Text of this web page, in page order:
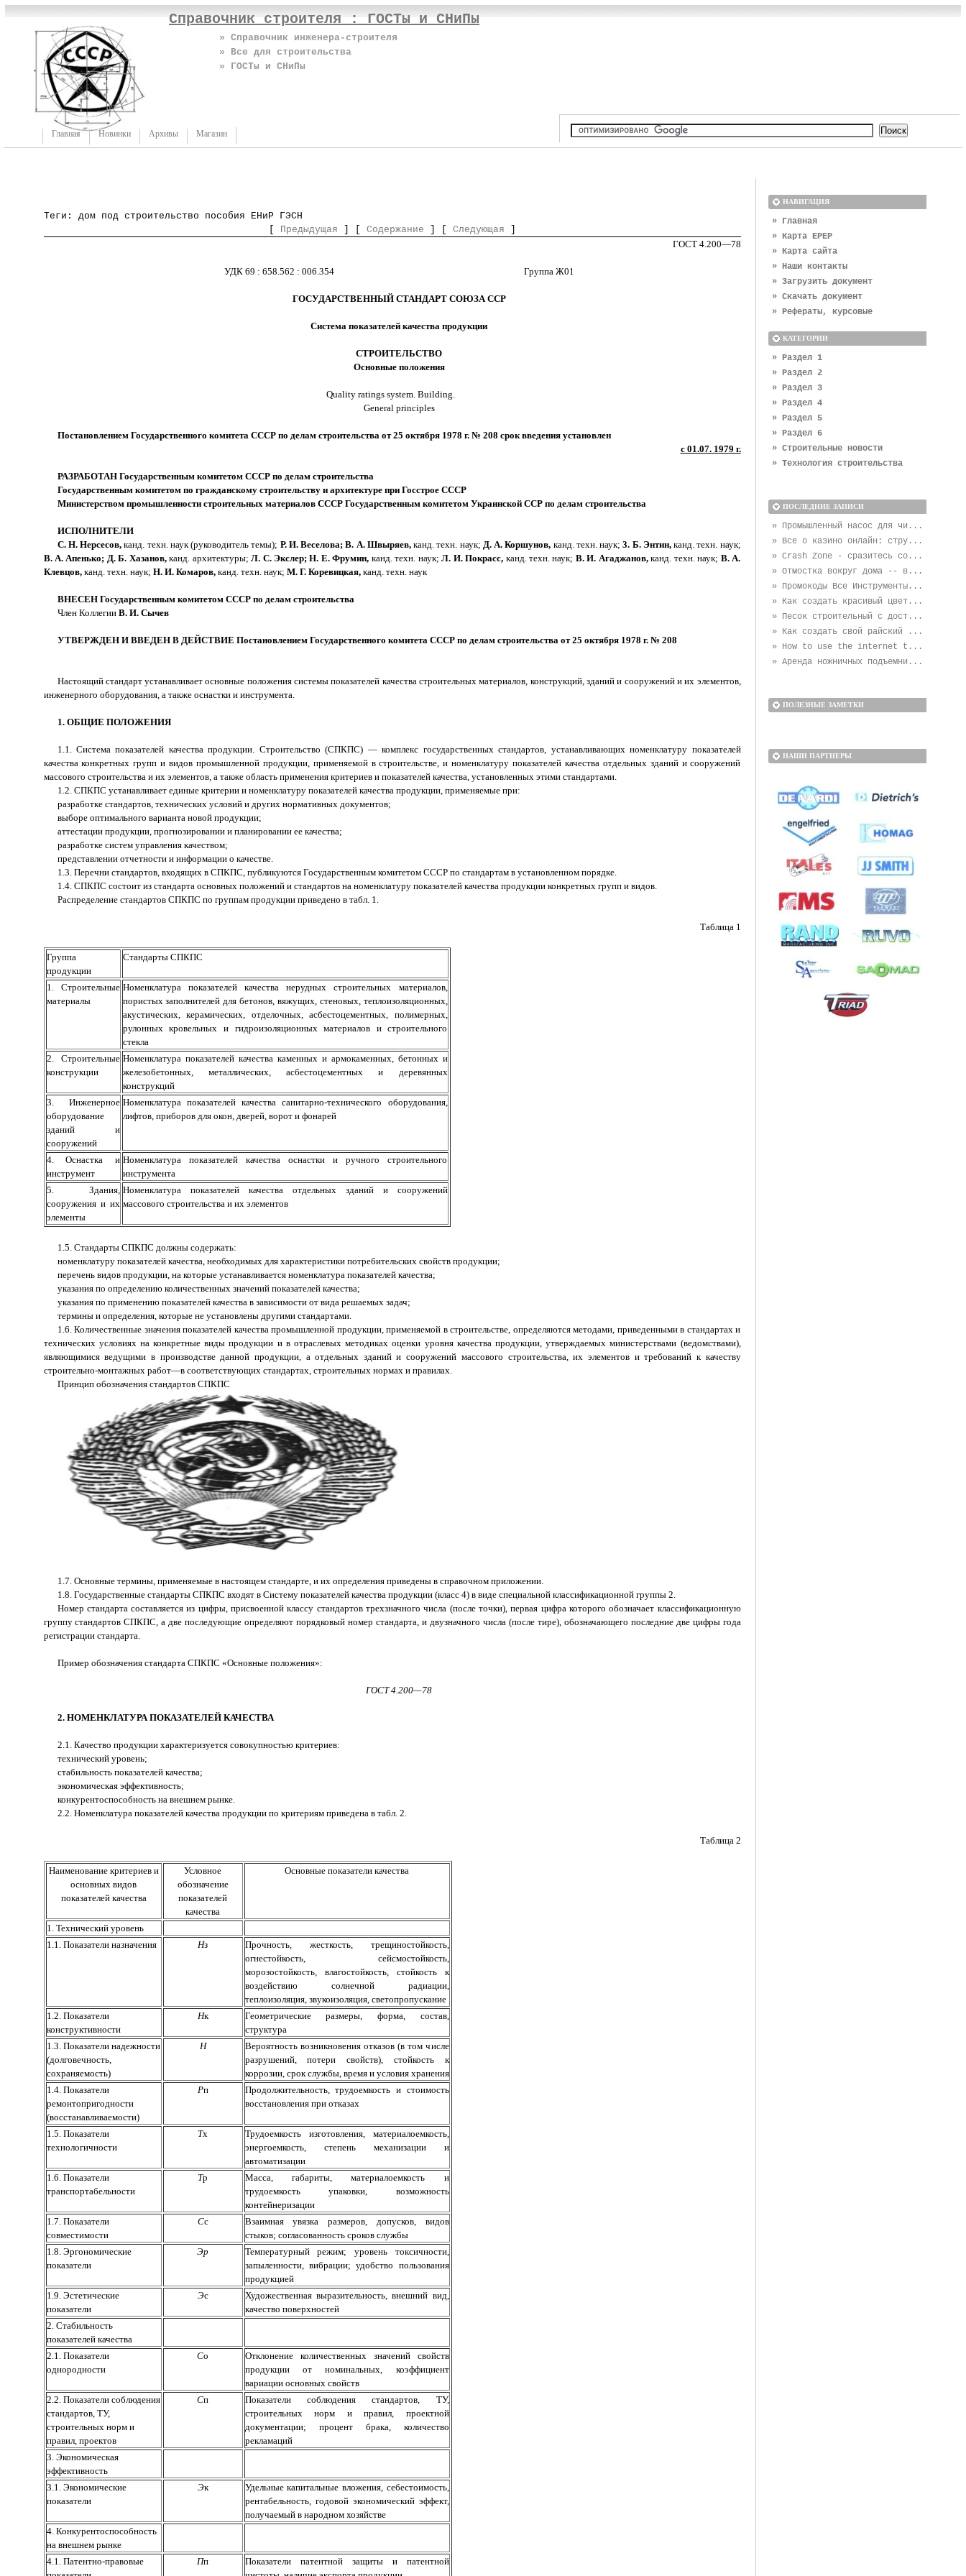
Справочник строителя : ГОСТы и СНиПы
» Справочник инженера-строителя
» Все для строительства
» ГОСТы и СНиПы
Главная Новинки Архивы Магазин
Теги: дом под строительство пособия ЕНиР ГЭСН
Предыдущая Содержание Следующая
ГОСТ 4.200—78
УДК 69 : 658.562 : 006.354 Группа Ж01
ГОСУДАРСТВЕННЫЙ СТАНДАРТ СОЮЗА ССР
Система показателей качества продукции
СТРОИТЕЛЬСТВО
Основные положения
Quality ratings system. Building.
General principles
Постановлением Государственного комитета СССР по делам строительства от 25 октября 1978 г. № 208 срок введения установлен
с 01.07. 1979 г.
РАЗРАБОТАН Государственным комитетом СССР по делам строительства
Государственным комитетом по гражданскому строительству и архитектуре при Госстрое СССР
Министерством промышленности строительных материалов СССР Государственным комитетом Украинской ССР по делам строительства
ИСПОЛНИТЕЛИ
С. Н. Нерсесов, канд. техн. наук (руководитель темы); Р. И. Веселова; В. А. Швыряев,канд. техн. наук; Д. А. Коршунов, канд. техн. наук; 3. Б. Энтин,канд. техн. наук;
В. А. Апенько; Д. Б. Хазанов,канд. архитектуры;Л. С. Экслер; Н. Е. Фрумин, канд. техн. наук; Л. И. Покрасс, канд. техн. наук; В. И. Агаджанов,канд. техн. наук; В. А.
Клевцов,канд. техн. наук; Н. И. Комаров,канд. техн. наук; М. Г. Коревицкая,канд. техн. наук
ВНЕСЕН Государственным комитетом СССР по делам строительства
Член КоллегииВ. И. Сычев
УТВЕРЖДЕН И ВВЕДЕН В ДЕЙСТВИЕ Постановлением Государственного комитета СССР по делам строительства от 25 октября 1978 г. № 208
Настоящий стандарт устанавливает основные положения системы показателей качества строительных материалов, конструкций, зданий и сооружений и их элементов,
инженерного оборудования, а также оснастки и инструмента.
1. ОБЩИЕ ПОЛОЖЕНИЯ
1.1. Система показателей качества продукции. Строительство (СПКПС) — комплекс государственных стандартов, устанавливающих номенклатуру показателей
качества конкретных групп и видов промышленной продукции, применяемой в строительстве, и номенклатуру показателей качества отдельных зданий и сооружений
массового строительства и их элементов, а также область применения критериев и показателей качества, установленных этими стандартами.
1.2. СПКПС устанавливает единые критерии и номенклатуру показателей качества продукции, применяемые при:
разработке стандартов, технических условий и других нормативных документов;
выборе оптимального варианта новой продукции;
аттестации продукции, прогнозировании и планировании ее качества;
разработке систем управления качеством;
представлении отчетности и информации о качестве.
1.3. Перечни стандартов, входящих в СПКПС, публикуются Государственным комитетом СССР по стандартам в установленном порядке.
1.4. СПКПС состоит из стандарта основных положений и стандартов на номенклатуру показателей качества продукции конкретных групп и видов.
Распределение стандартов СПКПС по группам продукции приведено в табл. 1.
Таблица 1
Группа
продукции
Стандарты СПКПС
1. Строительные
материалы
Номенклатура показателей качества нерудных строительных материалов,
пористых заполнителей для бетонов, вяжущих, стеновых, теплоизоляционных,
акустических, керамических, отделочных, асбестоцементных, полимерных,
рулонных кровельных и гидроизоляционных материалов и строительного
стекла
2. Строительные
конструкции
Номенклатура показателей качества каменных и армокаменных, бетонных и
железобетонных, металлических, асбестоцементных и деревянных
конструкций
3. Инженерное
оборудование
зданий и
сооружений
Номенклатура показателей качества санитарно-технического оборудования,
лифтов, приборов для окон, дверей, ворот и фонарей
4. Оснастка и
инструмент
Номенклатура показателей качества оснастки и ручного строительного
инструмента
5. Здания,
сооружения и их
элементы
Номенклатура показателей качества отдельных зданий и сооружений
массового строительства и их элементов
1.5. Стандарты СПКПС должны содержать:
номенклатуру показателей качества, необходимых для характеристики потребительских свойств продукции;
перечень видов продукции, на которые устанавливается номенклатура показателей качества;
указания по определению количественных значений показателей качества;
указания по применению показателей качества в зависимости от вида решаемых задач;
термины и определения, которые не установлены другими стандартами.
1.6. Количественные значения показателей качества промышленной продукции, применяемой в строительстве, определяются методами, приведенными в стандартах и
технических условиях на конкретные виды продукции и в отраслевых методиках оценки уровня качества продукции, утверждаемых министерствами (ведомствами),
являющимися ведущими в производстве данной продукции, а отдельных зданий и сооружений массового строительства, их элементов и требований к качеству
строительно-монтажных работ—в соответствующих стандартах, строительных нормах и правилах.
Принцип обозначения стандартов СПКПС
1.7. Основные термины, применяемые в настоящем стандарте, и их определения приведены в справочном приложении.
1.8. Государственные стандарты СПКПС входят в Систему показателей качества продукции (класс 4) в виде специальной классификационной группы 2.
Номер стандарта составляется из цифры, присвоенной классу стандартов трехзначного числа (после точки), первая цифра которого обозначает классификационную
группу стандартов СПКПС, а две последующие определяют порядковый номер стандарта, и двузначного числа (после тире), обозначающего последние две цифры года
регистрации стандарта.
Пример обозначения стандарта СПКПС «Основные положения»:
ГОСТ 4.200—78
2. НОМЕНКЛАТУРА ПОКАЗАТЕЛЕЙ КАЧЕСТВА
2.1. Качество продукции характеризуется совокупностью критериев:
технический уровень;
стабильность показателей качества;
экономическая эффективность;
конкурентоспособность на внешнем рынке.
2.2. Номенклатура показателей качества продукции по критериям приведена в табл. 2.
Таблица 2
Наименование критериев и
основных видов
показателей качества
Условное
обозначение
показателей
качества
Основные показатели качества
1. Технический уровень
1.1. Показатели назначения
Нз
Прочность, жесткость, трещиностойкость,
огнестойкость, сейсмостойкость,
морозостойкость, влагостойкость, стойкость к
воздействию солнечной радиации,
теплоизоляция, звукоизоляция, светопропускание
1.2. Показатели
конструктивности
Нк
Геометрические размеры, форма, состав,
структура
1.3. Показатели надежности
(долговечность,
сохраняемость)
Н
Вероятность возникновения отказов (в том числе
разрушений, потери свойств), стойкость к
коррозии, срок службы, время и условия хранения
1.4. Показатели
ремонтопригодности
(восстанавливаемости)
Рп
Продолжительность, трудоемкость и стоимость
восстановления при отказах
1.5. Показатели
технологичности
Тх
Трудоемкость изготовления, материалоемкость,
энергоемкость, степень механизации и
автоматизации
1.6. Показатели
транспортабельности
Тр
Масса, габариты, материалоемкость и
трудоемкость упаковки, возможность
контейнеризации
1.7. Показатели
совместимости
Сс
Взаимная увязка размеров, допусков, видов
стыков; согласованность сроков службы
1.8. Эргономические
показатели
Эр
Температурный режим; уровень токсичности,
запыленности, вибрации; удобство пользования
продукцией
1.9. Эстетические
показатели
Эс
Художественная выразительность, внешний вид,
качество поверхностей
2. Стабильность
показателей качества
2.1. Показатели
однородности
Со
Отклонение количественных значений свойств
продукции от номинальных, коэффициент
вариации основных свойств
2.2. Показатели соблюдения
стандартов, ТУ,
строительных норм и
правил, проектов
Сп
Показатели соблюдения стандартов, ТУ,
строительных норм и правил, проектной
документации; процент брака, количество
рекламаций
3. Экономическая
эффективность
3.1. Экономические
показатели
Эк
Удельные капитальные вложения, себестоимость,
рентабельность, годовой экономический эффект,
получаемый в народном хозяйстве
4. Конкурентоспособность
на внешнем рынке
4.1. Патентно-правовые
Пп
Показатели патентной защиты и патентной
НАВИГАЦИЯ
» Главная
» Карта EPEP
» Карта сайта
» Наши контакты
» Загрузить документ
» Скачать документ
» Рефераты, курсовые
КАТЕГОРИИ
» Раздел 1
» Раздел 2
» Раздел 3
» Раздел 4
» Раздел 5
» Раздел 6
» Строительные новости
» Технология строительства
ПОСЛЕДНИЕ ЗАПИСИ
» Промышленный насос для чи...
» Все о казино онлайн: стру...
» Crash Zone - сразитесь со...
» Отмостка вокруг дома -- в...
» Промокоды Все Инструменты...
» Как создать красивый цвет...
» Песок строительный с дост...
» Как создать свой райский ...
» How to use the internet t...
» Аренда ножничных подъемни...
ПОЛЕЗНЫЕ ЗАМЕТКИ
НАШИ ПАРТНЕРЫ